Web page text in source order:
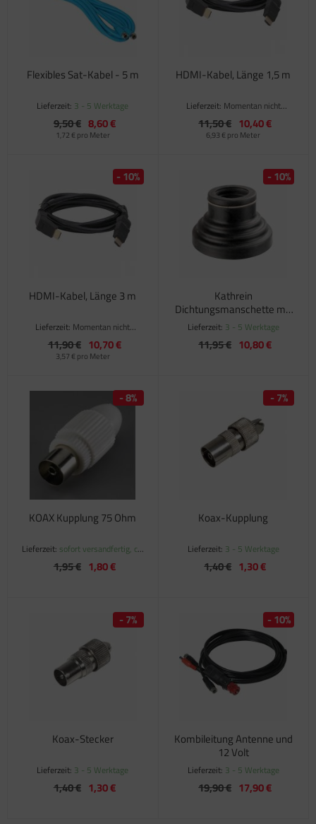
Flexibles Sat-Kabel - 5 m
Lieferzeit: 3 - 5 Werktage
9,50 € 8,60 €
1,72 € pro Meter
HDMI-Kabel, Länge 1,5 m
Lieferzeit: Momentan nicht
verfügbar
11,50 € 10,40 €
6,93 € pro Meter
HDMI-Kabel, Länge 3 m
Lieferzeit: Momentan nicht
verfügbar
11,90 € 10,70 €
- 10%
3,57 € pro Meter
Kathrein
Dichtungsmanschette mit
Spannfeder
Lieferzeit: 3 - 5 Werktage
11,95 € 10,80 €
- 10%
KOAX Kupplung 75 Ohm
Lieferzeit: sofort versandfertig, ca.
1-3 Werktage
1,95 € 1,80 €
- 8%
Koax-Kupplung
Lieferzeit: 3 - 5 Werktage
1,40 € 1,30 €
- 7%
Koax-Stecker
Lieferzeit: 3 - 5 Werktage
1,40 € 1,30 €
- 7%
Kombileitung Antenne und
12 Volt
Lieferzeit: 3 - 5 Werktage
19,90 € 17,90 €
- 10%